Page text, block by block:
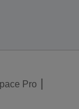
Pro